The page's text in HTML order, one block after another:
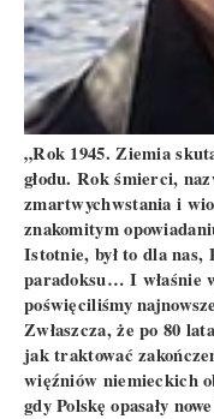
„Rok 1945. Ziemia
głodu. Rok śmierci,
zmartwychwstania i
znakomitym
Istotnie, był to dla nas,
paradoksu… I właśnie
poświęciliśmy
Zwłaszcza, że po 80
jak traktować
więźniów niemieckich
gdy Polskę opasały